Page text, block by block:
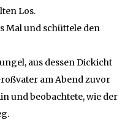
Los.
Mal und schüttele den
aus dessen Dickicht
am Abend zuvor
und beobachtete, wie der